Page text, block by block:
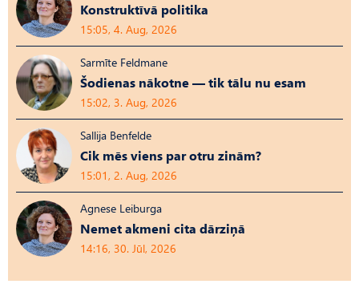
Konstruktīvā politika
15:05, 4. Aug, 2026
Sarmīte Feldmane
Šodienas nākotne — tik tālu nu esam
15:02, 3. Aug, 2026
Sallija Benfelde
Cik mēs viens par otru zinām?
15:01, 2. Aug, 2026
Agnese Leiburga
Nemet akmeni cita dārziņā
14:16, 30. Jūl, 2026